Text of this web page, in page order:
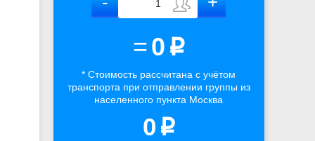
=0 p
* Стоимость рассчитанас учётом
транспорта при отправлении группы из
населенного пункта Москва
0 p